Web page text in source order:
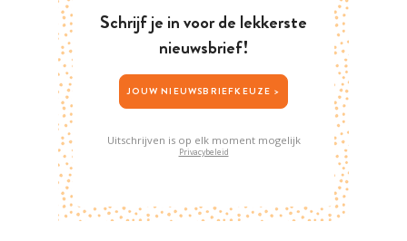
Schrijf je in voor de lekkerste
nieuwsbrief!
JOUW NIEUWSBRIEFKEUZE >
Uitschrijven is op elk moment mogelijk
Privacybeleid